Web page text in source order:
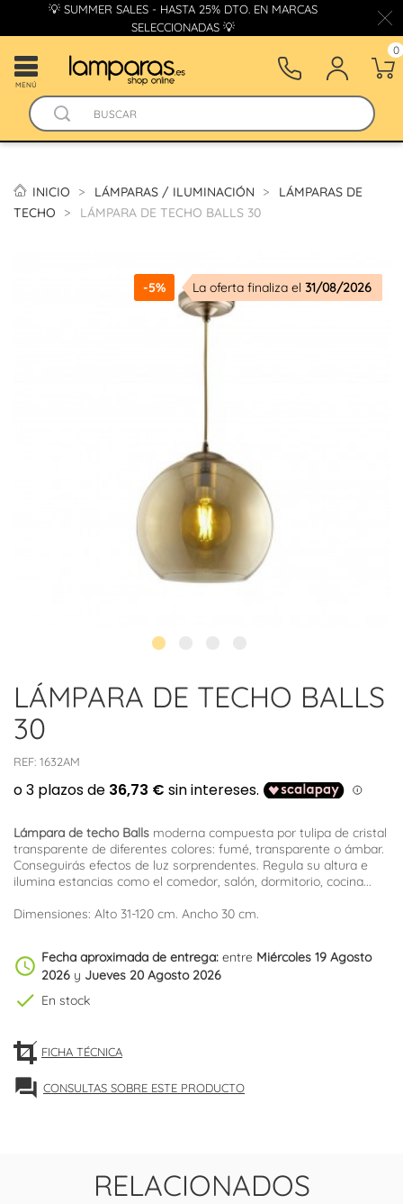
💡 SUMMER SALES - HASTA 25% DTO. EN MARCAS
SELECCIONADAS 💡
MENÚ
0
INICIO LÁMPARAS / ILUMINACIÓN
LÁMPARAS DE
TECHO
LÁMPARA DE TECHO BALLS 30
-5% La oferta finaliza el 31/08/2026
LÁMPARA DE TECHO BALLS
30
REF: 1632AM
Lámpara de techo Balls moderna compuesta por tulipa de cristal
transparente de diferentes colores: fumé, transparente o ámbar.
Conseguirás efectos de luz sorprendentes. Regula su altura e
ilumina estancias como el comedor, salón, dormitorio, cocina...
Dimensiones: Alto 31-120 cm. Ancho 30 cm.
schedule Fecha aproximada de entrega: entre Miércoles 19 Agosto
2026 y Jueves 20 Agosto 2026
check En stock
FICHA TÉCNICA
forum CONSULTAS SOBRE ESTE PRODUCTO
RELACIONADOS